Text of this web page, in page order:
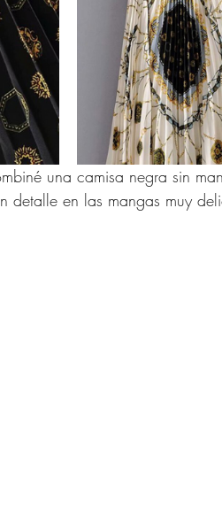
una camisa negra sin
detalle en las mangas muy